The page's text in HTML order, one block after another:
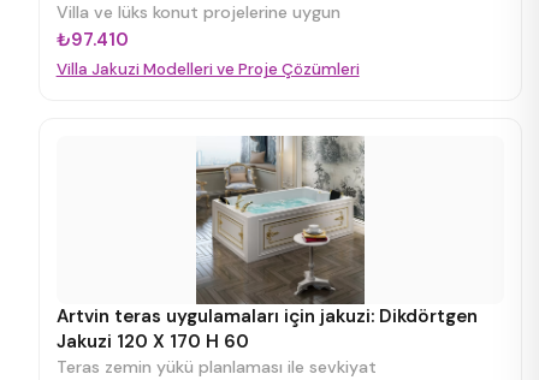
Villa ve lüks konut projelerine uygun
₺97.410
Villa Jakuzi Modelleri ve Proje Çözümleri
Artvin teras uygulamaları için jakuzi: Dikdörtgen
Jakuzi 120 X 170 H 60
Teras zemin yükü planlaması ile sevkiyat